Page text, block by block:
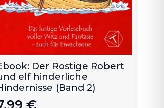
Der Rostige Robert
elf hinderliche
(Band 2)